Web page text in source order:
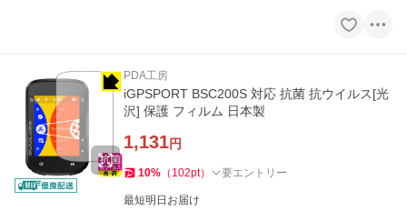
PDA工房
iGPSPORT BSC200S 対応 抗菌 抗ウイルス[光
沢] 保護 フィルム 日本製
1,131円
10% （ 102pt） 要エントリー
最短明日お届け